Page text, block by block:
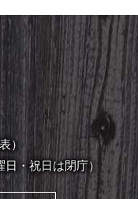
）
・祝日は閉庁）